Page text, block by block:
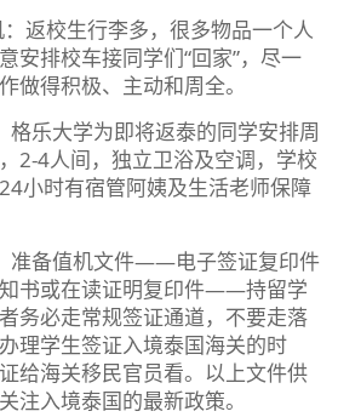
：返校生行李多，很多物品一个人
安排校车接同学们“回家”，尽一
做得积极、主动和周全。
格乐大学为即将返泰的同学安排周
2-4人间，独立卫浴及空调，学校
小时有宿管阿姨及生活老师保障
准备值机文件——电子签证复印件
或在读证明复印件——持留学
务必走常规签证通道，不要走落
学生签证入境泰国海关的时
给海关移民官员看。以上文件供
注入境泰国的最新政策。